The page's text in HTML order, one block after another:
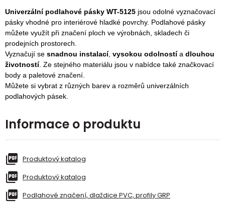
Univerzální podlahové pásky WT-5125 jsou odolné vyznačovací
pásky vhodné pro interiérové hladké povrchy. Podlahové pásky
můžete využít při značení ploch ve výrobnách, skladech či
prodejních prostorech.
Vyznačují se snadnou instalací, vysokou odolnostía dlouhou
životností. Ze stejného materiálu jsou v nabídce také značkovací
body a paletové značení.
Můžete si vybrat z různých barev a rozměrů univerzálních
podlahových pásek.
Informace o produktu
Produktový katalog
Produktový katalog
Podlahové značení, dlaždice PVC, profily GRP